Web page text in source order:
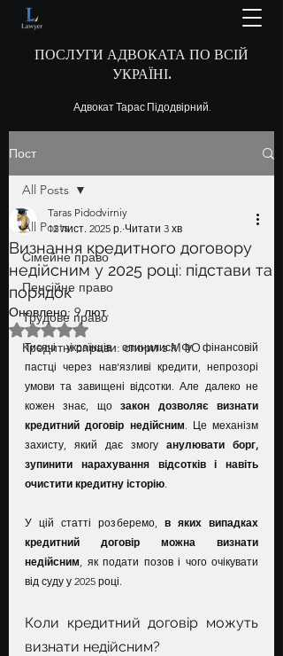
ПОСЛУГИ АДВОКАТА ПО ВСІЙ
УКРАЇНІ.
Адвокат Тарас Підодвірний.
Пост
All Posts
Сімейне право
Пенсійне право
Трудове право
Кредитні справи: спори з МФО
All Posts
Визнання кредитного договору
недійсним у 2025 році: підстави та
порядок
Taras Pidodvirniy
12 лист. 2025 р. Читати 3 хв
Оновлено: 9 лют.
Оцінка: NaN з 5 зірок.
Тисячі українців опинилися у фінансовій
пастці через нав’язливі кредити, непрозорі
умови та завищені відсотки. Але далеко не
кожен знає, що закон дозволяє визнати
кредитний договір недійсним. Це механізм
захисту, який дає змогу анулювати борг,
зупинити нарахування відсотків і навіть
очистити кредитну історію.
У цій статті розберемо, в яких випадках
кредитний договір можна визнати
недійсним, як подати позов і чого очікувати
від суду у 2025 році.
Коли кредитний договір можуть
визнати недійсним?